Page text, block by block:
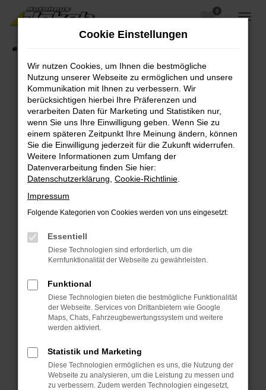
Zum
Hauptinhalt
0
Fehler: Network Error
Beim Laden ist ein Fehler aufgetreten.
Hier sind ein paar Tipps, die dir helfen können:
Überprüfe deine Firewall und deine
Internetverbindung.
Laden andere Webseiten, zum Beispiel deine
Suchmaschine?
Prüfe deine Browsererweiterungen.
Manche Erweiterungen, wie Werbeblocker,
können das Laden bestimmter Seiten
verhindern. Funktioniert die Seite in einem
Fenster?
Starte dein Gerät neu.
Das kann manchmal helfen, vorübergehende
Probleme zu beheben.
Betriebssystem auf dem neuesten Stand
sind.
Veraltete Software birgt nicht nur ein
Cookie Einstellungen
Wir nutzen Cookies, um Ihnen die bestmögliche
Nutzung unserer Webseite zu ermöglichen und unsere
Kommunikation mit Ihnen zu verbessern. Wir
berücksichtigen hierbei Ihre Präferenzen und
verarbeiten Daten für Marketing und Statistiken nur,
wenn Sie uns Ihre Einwilligung geben. Wenn Sie zu
einem späteren Zeitpunkt Ihre Meinung ändern, können
Sie die Einwilligung jederzeit für die Zukunft widerrufen.
Weitere Informationen zum Umfang der
Datenverarbeitung finden Sie hier:
Datenschutzerklärung Cookie-Richtlinie
Impressum
Folgende Kategorien von Cookies werden von uns eingesetzt:
Essentiell
Diese Technologien sind erforderlich, um die
Kernfunktionalität der Webseite zu gewährleisten.
Funktional
Diese Technologien bieten die bestmögliche Funktionalität
der Webseite. Services von Drittanbietern wie Google
Maps, Chats, Fahrzeugbewertungssystem und weitere
werden aktiviert.
Statistik und Marketing
Diese Technologien ermöglichen es uns, die Nutzung der
Webseite zu analysieren, um die Leistung zu messen und
zu verbessern. Zudem werden Technologien eingesetzt,